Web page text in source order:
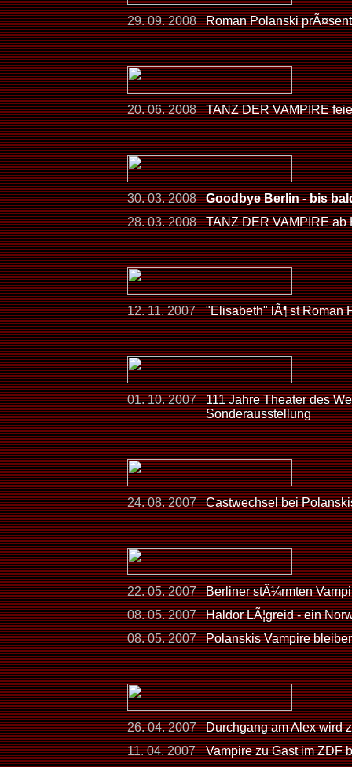
29. 09. 2008 Roman Polanski
20. 06. 2008 TANZ DER VAMPIRE
30. 03. 2008
Goodbye Berlin - bis
28. 03. 2008
TANZ DER VAMPIRE ab
12. 11. 2007 "Elisabeth" lÃ¶st Roman
01. 10. 2007
111 Jahre Theater des
Sonderausstellung
24. 08. 2007 Castwechsel bei
22. 05. 2007
Berliner stÃ¼rmten
08. 05. 2007
Haldor LÃ¦greid - ein
08. 05. 2007
Polanskis Vampire
26. 04. 2007
Durchgang am Alex wird
11. 04. 2007
Vampire zu Gast im ZDF